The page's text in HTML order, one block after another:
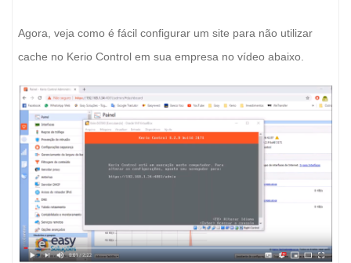
Agora, veja como é fácil configurar um site para não utilizar
cache no Kerio Control em sua empresa no vídeo abaixo.